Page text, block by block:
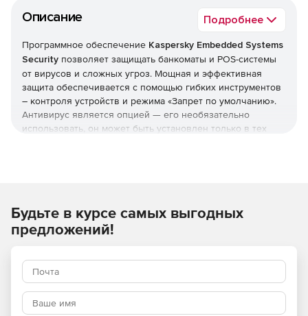
Описание Подробнее
Программное обеспечение Kaspersky Embedded Systems
Security позволяет защищать банкоматы и POS-системы
от вирусов и сложных угроз. Мощная и эффективная
защита обеспечивается с помощью гибких инструментов
– контроля устройств и режима «Запрет по умолчанию».
Антивирус является опцией — его необязательно
использовать, он может быть установлен только в тех
Embedded Systems Security обеспечивает выполнение
требований PCI DSS (v3.1 параграфы 5.1, 5.1.1, 5.2, 5.3 и 6,2).
Решение полностью поддерживает всю линейку ОС
Windows, в том числе для встраиваемых систем, начиная
с семейства продуктов Windows XP и заканчивая Windows
Будьте в курсе самых выгодных
предложений!